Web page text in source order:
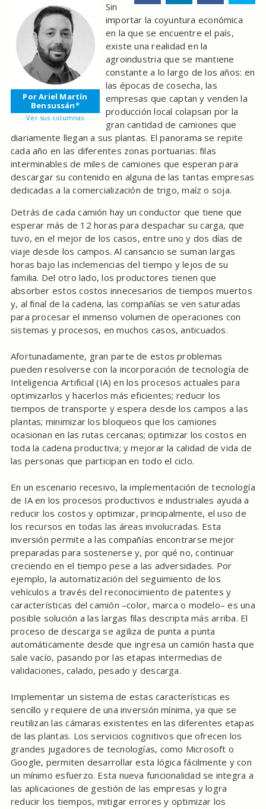
Por Ariel Martín
Bensussán*
Ver sus columnas
Sin
importar la coyuntura económica
en la que se encuentre el país,
existe una realidad en la
agroindustria que se mantiene
constante a lo largo de los años: en
las épocas de cosecha, las
empresas que captan y venden la
producción local colapsan por la
gran cantidad de camiones que
diariamente llegan a sus plantas. El panorama se repite
cada año en las diferentes zonas portuarias: filas
interminables de miles de camiones que esperan para
descargar su contenido en alguna de las tantas empresas
dedicadas a la comercialización de trigo, maíz o soja.
Detrás de cada camión hay un conductor que tiene que
esperar más de 12 horas para despachar su carga, que
tuvo, en el mejor de los casos, entre uno y dos días de
viaje desde los campos. Al cansancio se suman largas
horas bajo las inclemencias del tiempo y lejos de su
familia. Del otro lado, los productores tienen que
absorber estos costos innecesarios de tiempos muertos
y, al final de la cadena, las compañías se ven saturadas
para procesar el inmenso volumen de operaciones con
sistemas y procesos, en muchos casos, anticuados.
Afortunadamente, gran parte de estos problemas
pueden resolverse con la incorporación de tecnología de
Inteligencia Artificial (IA) en los procesos actuales para
optimizarlos y hacerlos más eficientes; reducir los
tiempos de transporte y espera desde los campos a las
plantas; minimizar los bloqueos que los camiones
ocasionan en las rutas cercanas; optimizar los costos en
toda la cadena productiva; y mejorar la calidad de vida de
las personas que participan en todo el ciclo.
En un escenario recesivo, la implementación de tecnología
de IA en los procesos productivos e industriales ayuda a
reducir los costos y optimizar, principalmente, el uso de
los recursos en todas las áreas involucradas. Esta
inversión permite a las compañías encontrarse mejor
preparadas para sostenerse y, por qué no, continuar
creciendo en el tiempo pese a las adversidades. Por
ejemplo, la automatización del seguimiento de los
vehículos a través del reconocimiento de patentes y
características del camión –color, marca o modelo– es una
posible solución a las largas filas descripta más arriba. El
proceso de descarga se agiliza de punta a punta
automáticamente desde que ingresa un camión hasta que
sale vacío, pasando por las etapas intermedias de
validaciones, calado, pesado y descarga.
Implementar un sistema de estas características es
sencillo y requiere de una inversión mínima, ya que se
reutilizan las cámaras existentes en las diferentes etapas
de las plantas. Los servicios cognitivos que ofrecen los
grandes jugadores de tecnologías, como Microsoft o
Google, permiten desarrollar esta lógica fácilmente y con
un mínimo esfuerzo. Esta nueva funcionalidad se integra a
las aplicaciones de gestión de las empresas y logra
reducir los tiempos, mitigar errores y optimizar los